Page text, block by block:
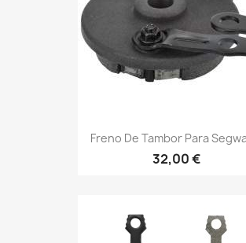
Freno De Tambor Para
32,00 €